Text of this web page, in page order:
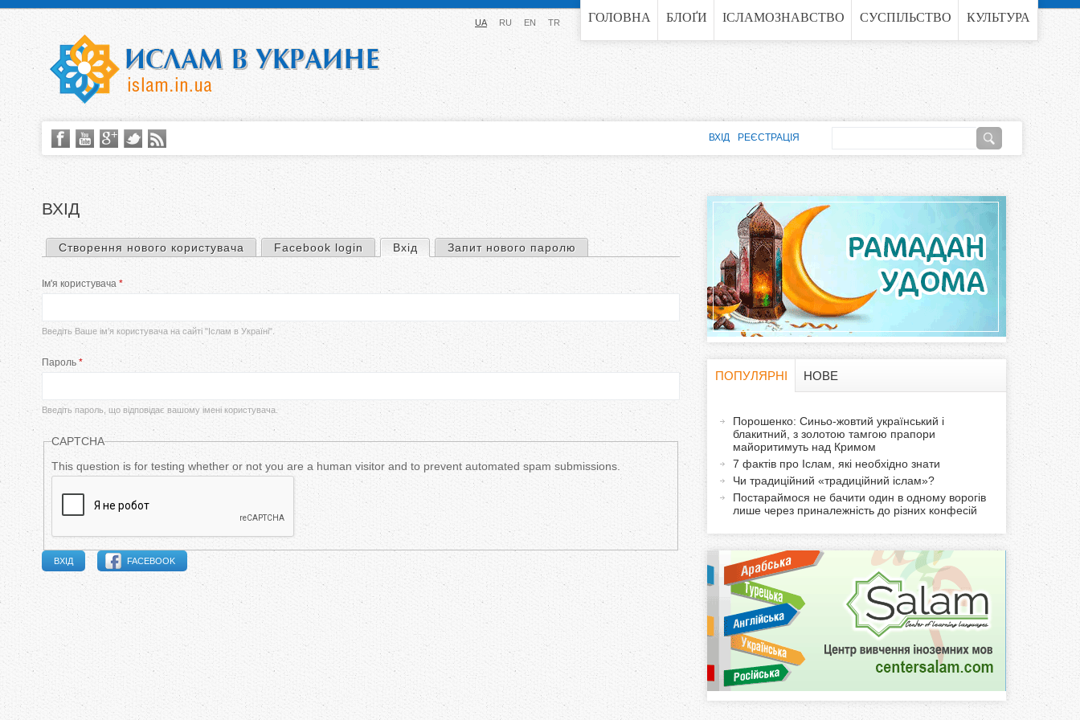
Jump to navigation ГОЛОВНА БЛОҐИ ІСЛАМОЗНАВСТВО СУСПІЛЬСТВО КУЛЬТУРА
UA RU EN TR
ВХІД
р
в
н
н
в
к
д
Створення нового користувача Facebook login Вхід (активна вкладка)
Запит нового паролю
Ім'я користувача *
Введіть Ваше ім’я користувача на сайті "Іслам в Україні".
Пароль *
Введіть пароль, що відповідає вашому імені користувача.
CAPTCHA
This question is for testing whether or not you are a human visitor and to prevent automated spam submissions.
FACEBOOK
П
о
к
о
в
а
ф
о
р
м
о
ВХІД РЕЄСТРАЦІЯ
o
a
l
ПОПУЛЯРНІ
в
а
НОВЕ
Порошенко: Синьо-жовтий український і
блакитний, з золотою тамгою прапори
майоритимуть над Кримом
7 фактів про Іслам, які необхідно знати
Чи традиційний «традиційний іслам»?
Постараймося не бачити один в одному ворогів
лише через приналежність до різних конфесій